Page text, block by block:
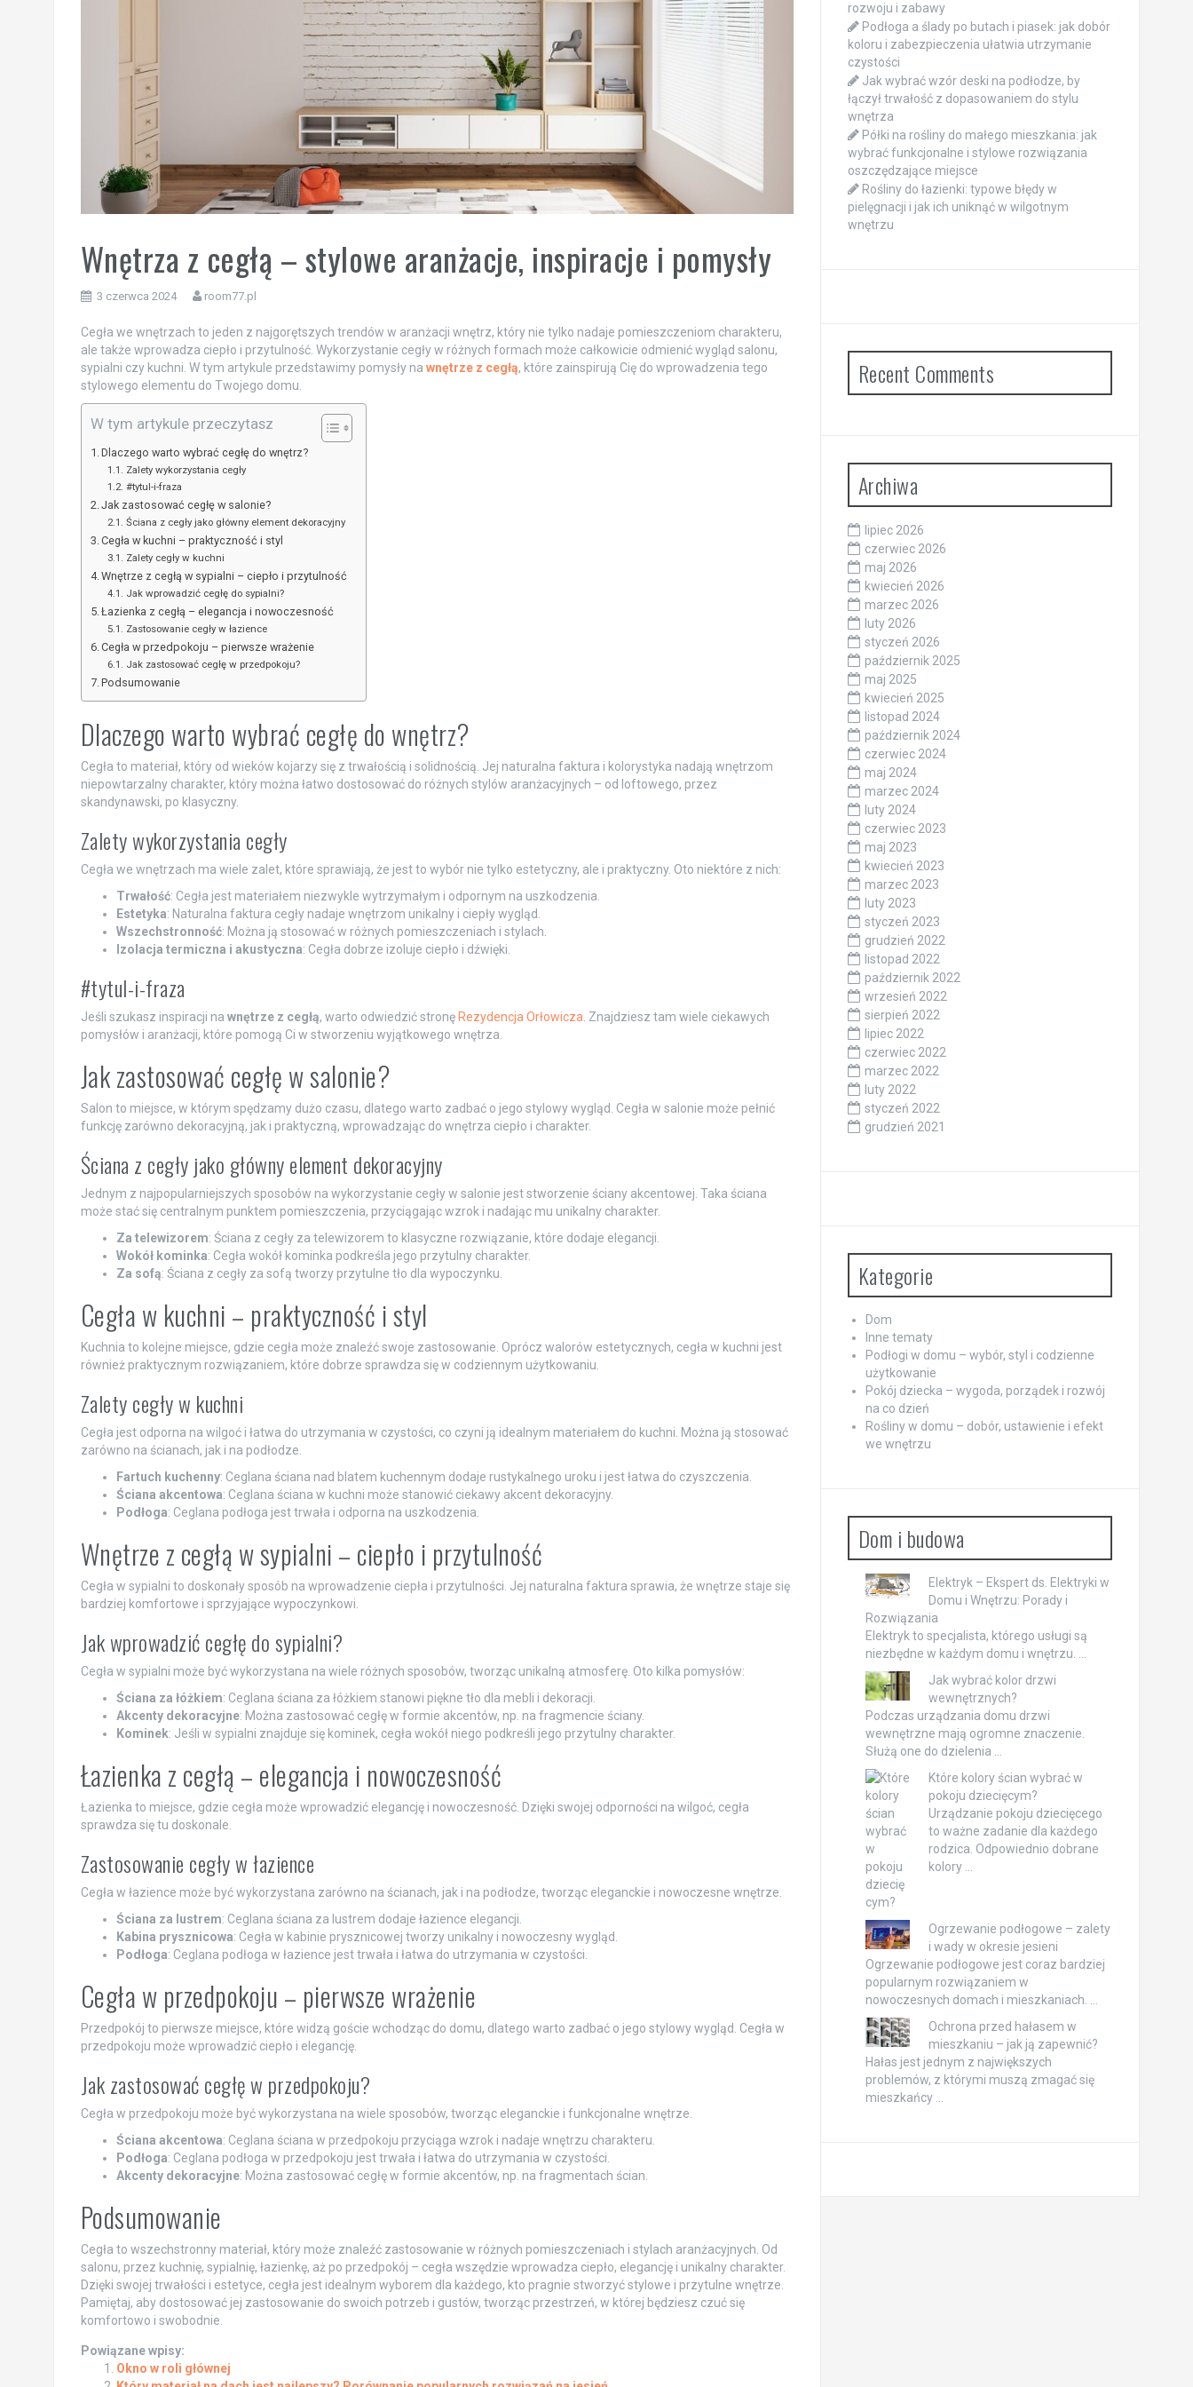
Wnętrza z cegłą – stylowe aranżacje, inspiracje i pomysły
3 czerwca 2024 room77.pl
Cegła we wnętrzach to jeden z najgorętszych trendów w aranżacji wnętrz, który nie tylko nadaje pomieszczeniom charakteru,
ale także wprowadza ciepło i przytulność. Wykorzystanie cegły w różnych formach może całkowicie odmienić wygląd salonu,
sypialni czy kuchni. W tym artykule przedstawimy pomysły na wnętrze z cegłą, które zainspirują Cię do wprowadzenia tego
stylowego elementu do Twojego domu.
W tym artykule przeczytasz
Dlaczego warto wybrać cegłę do wnętrz?
Zalety wykorzystania cegły
#tytul-i-fraza
Jak zastosować cegłę w salonie?
Ściana z cegły jako główny element dekoracyjny
Cegła w kuchni – praktyczność i styl
Zalety cegły w kuchni
Wnętrze z cegłą w sypialni – ciepło i przytulność
Jak wprowadzić cegłę do sypialni?
Łazienka z cegłą – elegancja i nowoczesność
Zastosowanie cegły w łazience
Cegła w przedpokoju – pierwsze wrażenie
Jak zastosować cegłę w przedpokoju?
Podsumowanie
Dlaczego warto wybrać cegłę do wnętrz?
Cegła to materiał, który od wieków kojarzy się z trwałością i solidnością. Jej naturalna faktura i kolorystyka nadają wnętrzom
niepowtarzalny charakter, który można łatwo dostosować do różnych stylów aranżacyjnych – od loftowego, przez
skandynawski, po klasyczny.
Zalety wykorzystania cegły
Cegła we wnętrzach ma wiele zalet, które sprawiają, że jest to wybór nie tylko estetyczny, ale i praktyczny. Oto niektóre z nich:
Trwałość: Cegła jest materiałem niezwykle wytrzymałym i odpornym na uszkodzenia.
Estetyka: Naturalna faktura cegły nadaje wnętrzom unikalny i ciepły wygląd.
Wszechstronność: Można ją stosować w różnych pomieszczeniach i stylach.
Izolacja termiczna i akustyczna: Cegła dobrze izoluje ciepło i dźwięki.
#tytul-i-fraza
Jeśli szukasz inspiracji na wnętrze z cegłą, warto odwiedzić stronęRezydencja Orłowicza . Znajdziesz tam wiele ciekawych
pomysłów i aranżacji, które pomogą Ci w stworzeniu wyjątkowego wnętrza.
Jak zastosować cegłę w salonie?
Salon to miejsce, w którym spędzamy dużo czasu, dlatego warto zadbać o jego stylowy wygląd. Cegła w salonie może pełnić
funkcję zarówno dekoracyjną, jak i praktyczną, wprowadzając do wnętrza ciepło i charakter.
Ściana z cegły jako główny element dekoracyjny
Jednym z najpopularniejszych sposobów na wykorzystanie cegły w salonie jest stworzenie ściany akcentowej. Taka ściana
może stać się centralnym punktem pomieszczenia, przyciągając wzrok i nadając mu unikalny charakter.
Za telewizorem: Ściana z cegły za telewizorem to klasyczne rozwiązanie, które dodaje elegancji.
Wokół kominka: Cegła wokół kominka podkreśla jego przytulny charakter.
Za sofą: Ściana z cegły za sofą tworzy przytulne tło dla wypoczynku.
Cegła w kuchni – praktyczność i styl
Kuchnia to kolejne miejsce, gdzie cegła może znaleźć swoje zastosowanie. Oprócz walorów estetycznych, cegła w kuchni jest
również praktycznym rozwiązaniem, które dobrze sprawdza się w codziennym użytkowaniu.
Zalety cegły w kuchni
Cegła jest odporna na wilgoć i łatwa do utrzymania w czystości, co czyni ją idealnym materiałem do kuchni. Można ją stosować
zarówno na ścianach, jak i na podłodze.
Fartuch kuchenny: Ceglana ściana nad blatem kuchennym dodaje rustykalnego uroku i jest łatwa do czyszczenia.
Ściana akcentowa: Ceglana ściana w kuchni może stanowić ciekawy akcent dekoracyjny.
Podłoga: Ceglana podłoga jest trwała i odporna na uszkodzenia.
Wnętrze z cegłą w sypialni – ciepło i przytulność
Cegła w sypialni to doskonały sposób na wprowadzenie ciepła i przytulności. Jej naturalna faktura sprawia, że wnętrze staje się
bardziej komfortowe i sprzyjające wypoczynkowi.
Jak wprowadzić cegłę do sypialni?
Cegła w sypialni może być wykorzystana na wiele różnych sposobów, tworząc unikalną atmosferę. Oto kilka pomysłów:
Ściana za łóżkiem: Ceglana ściana za łóżkiem stanowi piękne tło dla mebli i dekoracji.
Akcenty dekoracyjne: Można zastosować cegłę w formie akcentów, np. na fragmencie ściany.
Kominek: Jeśli w sypialni znajduje się kominek, cegła wokół niego podkreśli jego przytulny charakter.
Łazienka z cegłą – elegancja i nowoczesność
Łazienka to miejsce, gdzie cegła może wprowadzić elegancję i nowoczesność. Dzięki swojej odporności na wilgoć, cegła
sprawdza się tu doskonale.
Zastosowanie cegły w łazience
Cegła w łazience może być wykorzystana zarówno na ścianach, jak i na podłodze, tworząc eleganckie i nowoczesne wnętrze.
Ściana za lustrem: Ceglana ściana za lustrem dodaje łazience elegancji.
Kabina prysznicowa: Cegła w kabinie prysznicowej tworzy unikalny i nowoczesny wygląd.
Podłoga: Ceglana podłoga w łazience jest trwała i łatwa do utrzymania w czystości.
Cegła w przedpokoju – pierwsze wrażenie
Przedpokój to pierwsze miejsce, które widzą goście wchodząc do domu, dlatego warto zadbać o jego stylowy wygląd. Cegła w
przedpokoju może wprowadzić ciepło i elegancję.
Jak zastosować cegłę w przedpokoju?
Cegła w przedpokoju może być wykorzystana na wiele sposobów, tworząc eleganckie i funkcjonalne wnętrze.
Ściana akcentowa: Ceglana ściana w przedpokoju przyciąga wzrok i nadaje wnętrzu charakteru.
Podłoga: Ceglana podłoga w przedpokoju jest trwała i łatwa do utrzymania w czystości.
Akcenty dekoracyjne: Można zastosować cegłę w formie akcentów, np. na fragmentach ścian.
Podsumowanie
Cegła to wszechstronny materiał, który może znaleźć zastosowanie w różnych pomieszczeniach i stylach aranżacyjnych. Od
salonu, przez kuchnię, sypialnię, łazienkę, aż po przedpokój – cegła wszędzie wprowadza ciepło, elegancję i unikalny charakter.
Dzięki swojej trwałości i estetyce, cegła jest idealnym wyborem dla każdego, kto pragnie stworzyć stylowe i przytulne wnętrze.
Pamiętaj, aby dostosować jej zastosowanie do swoich potrzeb i gustów, tworząc przestrzeń, w której będziesz czuć się
komfortowo i swobodnie.
Powiązane wpisy:
Okno w roli głównej
rozwoju i zabawy
Podłoga a ślady po butach i piasek: jak dobór
koloru i zabezpieczenia ułatwia utrzymanie
czystości
Jak wybrać wzór deski na podłodze, by
łączył trwałość z dopasowaniem do stylu
wnętrza
Półki na rośliny do małego mieszkania: jak
wybrać funkcjonalne i stylowe rozwiązania
oszczędzające miejsce
Rośliny do łazienki: typowe błędy w
pielęgnacji i jak ich uniknąć w wilgotnym
wnętrzu
Recent Comments
Archiwa
lipiec 2026
czerwiec 2026
maj 2026
kwiecień 2026
marzec 2026
luty 2026
styczeń 2026
październik 2025
maj 2025
kwiecień 2025
listopad 2024
październik 2024
czerwiec 2024
maj 2024
marzec 2024
luty 2024
czerwiec 2023
maj 2023
kwiecień 2023
marzec 2023
luty 2023
styczeń 2023
grudzień 2022
listopad 2022
październik 2022
wrzesień 2022
sierpień 2022
lipiec 2022
czerwiec 2022
marzec 2022
luty 2022
styczeń 2022
grudzień 2021
Kategorie
Dom
Inne tematy
Podłogi w domu – wybór, styl i codzienne
użytkowanie
Pokój dziecka – wygoda, porządek i rozwój
na co dzień
Rośliny w domu – dobór, ustawienie i efekt
we wnętrzu
Dom i budowa
Elektryk – Ekspert ds. Elektryki w
Domu i Wnętrzu: Porady i
Rozwiązania
Elektryk to specjalista, którego usługi są
niezbędne w każdym domu i wnętrzu. …
Jak wybrać kolor drzwi
wewnętrznych?
Podczas urządzania domu drzwi
wewnętrzne mają ogromne znaczenie.
Służą one do dzielenia …
Które kolory ścian wybrać w
pokoju dziecięcym?
Urządzanie pokoju dziecięcego
to ważne zadanie dla każdego
rodzica. Odpowiednio dobrane
kolory …
Ogrzewanie podłogowe – zalety
i wady w okresie jesieni
Ogrzewanie podłogowe jest coraz bardziej
popularnym rozwiązaniem w
nowoczesnych domach i mieszkaniach. …
Ochrona przed hałasem w
mieszkaniu – jak ją zapewnić?
Hałas jest jednym z największych
problemów, z którymi muszą zmagać się
mieszkańcy …